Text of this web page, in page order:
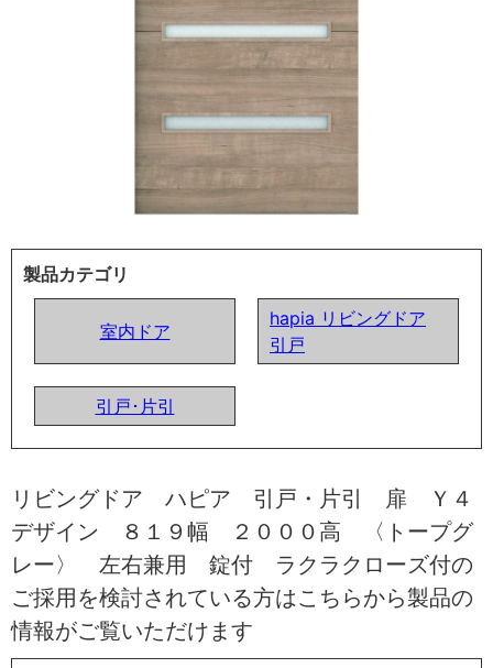
製品カテゴリ
室内ドア
hapia リビングドア
引戸
引戸･片引
リビングドア ハピア 引戸・片引 扉 Ｙ４
デザイン ８１９幅 ２０００高 〈トープグ
レー〉 左右兼用 錠付 ラクラクローズ付の
ご採用を検討されている方はこちらから製品の
情報がご覧いただけます